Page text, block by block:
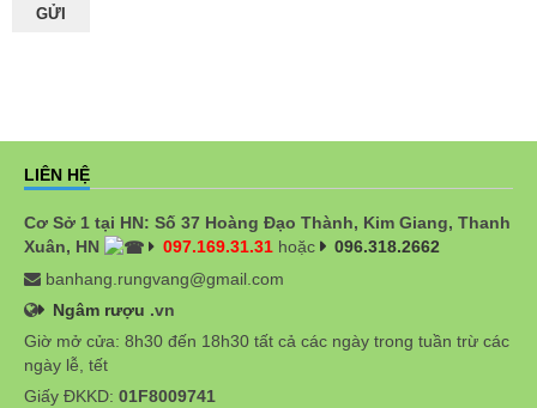
LIÊN HỆ
Cơ Sở 1 tại HN: Số 37 Hoàng Đạo Thành, Kim Giang, Thanh
Xuân, HN
097.169.31.31 hoặc
096.318.2662
banhang.rungvang@gmail.com
Ngâm rượu .vn
Giờ mở cửa: 8h30 đến 18h30 tất cả các ngày trong tuần trừ các
ngày lễ, tết
Giấy ĐKKD: 01F8009741